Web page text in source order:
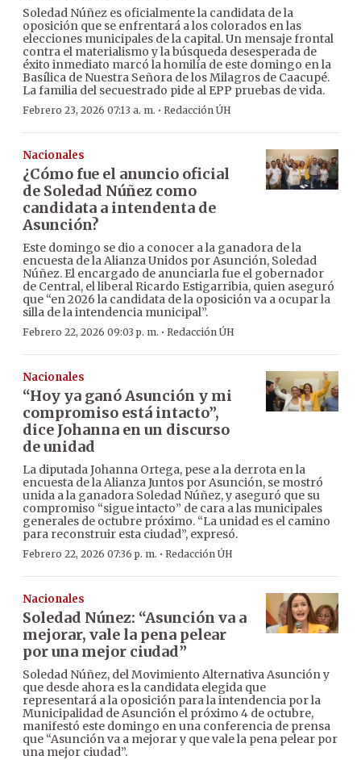
Soledad Núñez es oficialmente la candidata de la
oposición que se enfrentará a los colorados en las
elecciones municipales de la capital. Un mensaje frontal
contra el materialismo y la búsqueda desesperada de
éxito inmediato marcó la homilía de este domingo en la
Basílica de Nuestra Señora de los Milagros de Caacupé.
La familia del secuestrado pide al EPP pruebas de vida.
Febrero 23, 2026 07:13 a. m. · Redacción ÚH
Nacionales
¿Cómo fue el anuncio oficial
de Soledad Núñez como
candidata a intendenta de
Asunción?
Este domingo se dio a conocer a la ganadora de la
encuesta de la Alianza Unidos por Asunción, Soledad
Núñez. El encargado de anunciarla fue el gobernador
de Central, el liberal Ricardo Estigarribia, quien aseguró
que “en 2026 la candidata de la oposición va a ocupar la
silla de la intendencia municipal”.
Febrero 22, 2026 09:03 p. m. · Redacción ÚH
Nacionales
“Hoy ya ganó Asunción y mi
compromiso está intacto”,
dice Johanna en un discurso
de unidad
La diputada Johanna Ortega, pese a la derrota en la
encuesta de la Alianza Juntos por Asunción, se mostró
unida a la ganadora Soledad Núñez, y aseguró que su
compromiso “sigue intacto” de cara a las municipales
generales de octubre próximo. “La unidad es el camino
para reconstruir esta ciudad”, expresó.
Febrero 22, 2026 07:36 p. m. · Redacción ÚH
Nacionales
Soledad Núnez: “Asunción va a
mejorar, vale la pena pelear
por una mejor ciudad”
Soledad Núñez, del Movimiento Alternativa Asunción y
que desde ahora es la candidata elegida que
representará a la oposición para la intendencia por la
Municipalidad de Asunción el próximo 4 de octubre,
manifestó este domingo en una conferencia de prensa
que “Asunción va a mejorar y que vale la pena pelear por
una mejor ciudad”.